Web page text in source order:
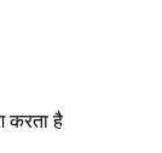
करता है